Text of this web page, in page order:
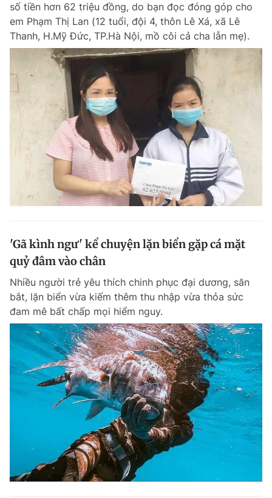
số tiền hơn 62 triệu đồng, do bạn đọc đóng góp cho
em Phạm Thị Lan (12 tuổi, đội 4, thôn Lê Xá, xã Lê
Thanh, H.Mỹ Đức, TP.Hà Nội, mồ côi cả cha lẫn mẹ).
'Gã kình ngư' kể chuyện lặn biển gặp cá mặt
quỷ đâm vào chân
Nhiều người trẻ yêu thích chinh phục đại dương, săn
bắt, lặn biển vừa kiếm thêm thu nhập vừa thỏa sức
đam mê bất chấp mọi hiểm nguy.